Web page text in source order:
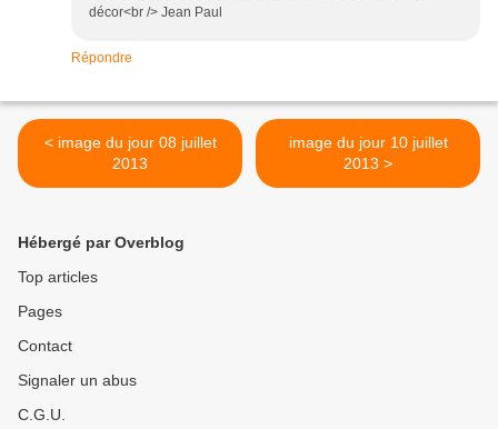
décor<br /> Jean Paul
Répondre
< image du jour 08 juillet
2013
image du jour 10 juillet
2013 >
Hébergé par Overblog
Top articles
Pages
Contact
Signaler un abus
C.G.U.